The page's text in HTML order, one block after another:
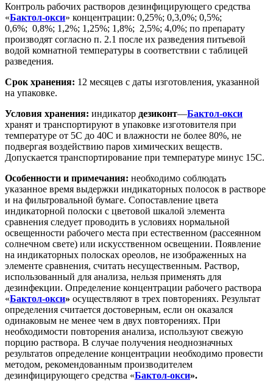
Контроль рабочих растворов дезинфицирующего средства
«Бактол-окси» концентрации: 0,25%; 0,3,0%; 0,5%;
0,6%; 0,8%; 1,2%; 1,25%; 1,8%; 2,5%; 4,0%; по препарату
производят согласно п. 2.1 после их разведения питьевой
водой комнатной температуры в соответствии с таблицей
разведения.
Срок хранения: 12 месяцев с даты изготовления, указанной
на упаковке.
Условия хранения: индикатор дезиконт—Бактол-окси
хранят и транспортируют в упаковке изготовителя при
температуре от 5С до 40С и влажности не более 80%, не
подвергая воздействию паров химических веществ.
Допускается транспортирование при температуре минус 15С.
Особенности и примечания: необходимо соблюдать
указанное время выдержки индикаторных полосок в растворе
и на фильтровальной бумаге. Сопоставление цвета
индикаторной полоски с цветовой шкалой элемента
сравнения следует проводить в условиях нормальной
освещенности рабочего места при естественном (рассеянном
солнечном свете) или искусственном освещении. Появление
на индикаторных полосках ореолов, не изображенных на
элементе сравнения, считать несущественным. Раствор,
использованный для анализа, нельзя применять для
дезинфекции. Определение концентрации рабочего раствора
«Бактол-окси» осуществляют в трех повторениях. Результат
определения считается достоверным, если он оказался
одинаковым не менее чем в двух повторениях. При
необходимости повторения анализа, используют свежую
порцию раствора. В случае получения неоднозначных
результатов определение концентрации необходимо провести
методом, рекомендованным производителем
дезинфицирующего средства «Бактол-окси».